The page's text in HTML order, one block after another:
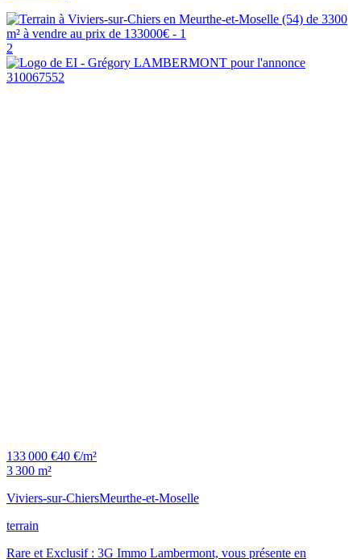
2
133 000 €40 €/m²
3 300 m²
Viviers-sur-ChiersMeurthe-et-Moselle
terrain
Rare et Exclusif : 3G Immo Lambermont, vous présente en